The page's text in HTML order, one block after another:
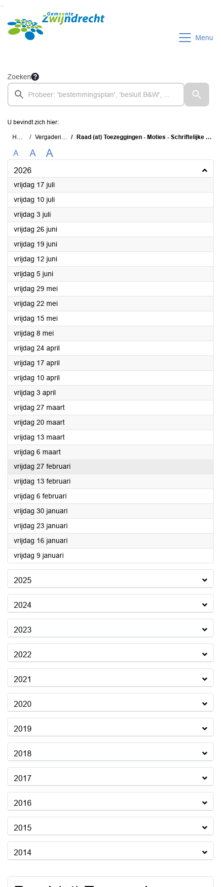
Ga naar de inhoud van deze pagina
Ga naar het zoeken
Ga naar het menu
Menu
Zoeken
U bevindt zich hier:
Home Vergaderingen Raad (at) Toezeggingen - Moties - Schriftelijke Vragen (TMS)
A A A
2026
vrijdag 17 juli2026
vrijdag 10 juli2026
vrijdag 3 juli2026
vrijdag 26 juni2026
vrijdag 19 juni2026
vrijdag 12 juni2026
vrijdag 5 juni2026
vrijdag 29 mei2026
vrijdag 22 mei2026
vrijdag 15 mei2026
vrijdag 8 mei2026
vrijdag 24 april2026
vrijdag 17 april2026
vrijdag 10 april2026
vrijdag 3 april2026
vrijdag 27 maart2026
vrijdag 20 maart2026
vrijdag 13 maart2026
vrijdag 6 maart2026
vrijdag 27 februari2026
vrijdag 13 februari2026
vrijdag 6 februari2026
vrijdag 30 januari2026
vrijdag 23 januari2026
vrijdag 16 januari2026
vrijdag 9 januari2026
2025
2024
2023
2022
2021
2020
2019
2018
2017
2016
2015
2014